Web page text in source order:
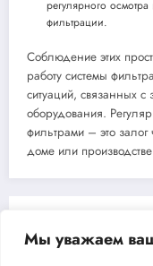
Мы уважаем
регулярного
фильтрации.
Соблюдение этих
работу системы
ситуаций, связанных
оборудования.
фильтрами – это
доме или
Клапан Dungs